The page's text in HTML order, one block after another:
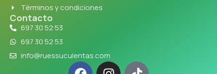
Términos y condiciones
Contacto
697 30 52 53
697 30 52 53
info@ruessuculentas.com